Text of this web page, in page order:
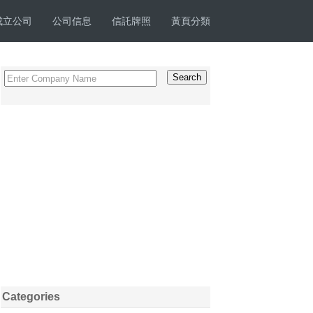
立公司 公司信息 信託牌照 黃頁分類
Categories